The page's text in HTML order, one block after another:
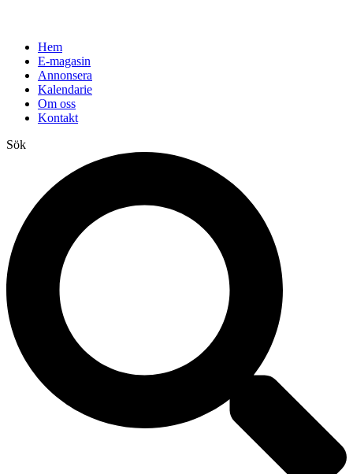
Hem
E-magasin
Annonsera
Kalendarie
Om oss
Kontakt
Sök